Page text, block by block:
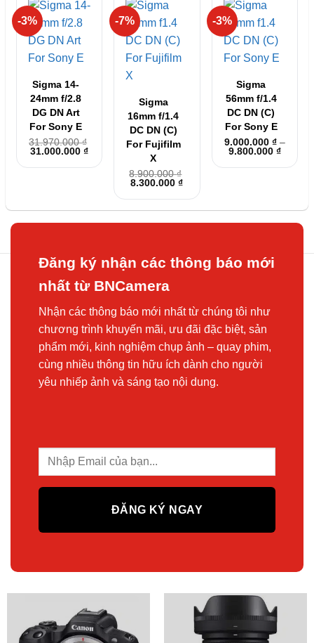
-3%
Sigma 14-
24mm f/2.8
DG DN Art
For Sony E
31.970.000₫
Giá
là:
31.000.000₫Giá
hiện
tại
31.000.000 ₫.
-7%
Sigma
16mm f/1.4
DC DN (C)
For Fujifilm
X
8.900.000₫
Giá
là:
8.900.000 ₫.
8.300.000₫Giá
hiện
tại
là:
-3%
Sigma
56mm f/1.4
DC DN (C)
For Sony E
9.000.000 ₫ –
9.800.000 ₫Khoảng
từ
Đăng ký nhận các thông báo mới
nhất từ BNCamera
Nhận các thông báo mới nhất từ chúng tôi như
chương trình khuyến mãi, ưu đãi đặc biệt, sản
phẩm mới, kinh nghiệm chụp ảnh – quay phim,
cùng nhiều thông tin hữu ích dành cho người
yêu nhiếp ảnh và sáng tạo nội dung.